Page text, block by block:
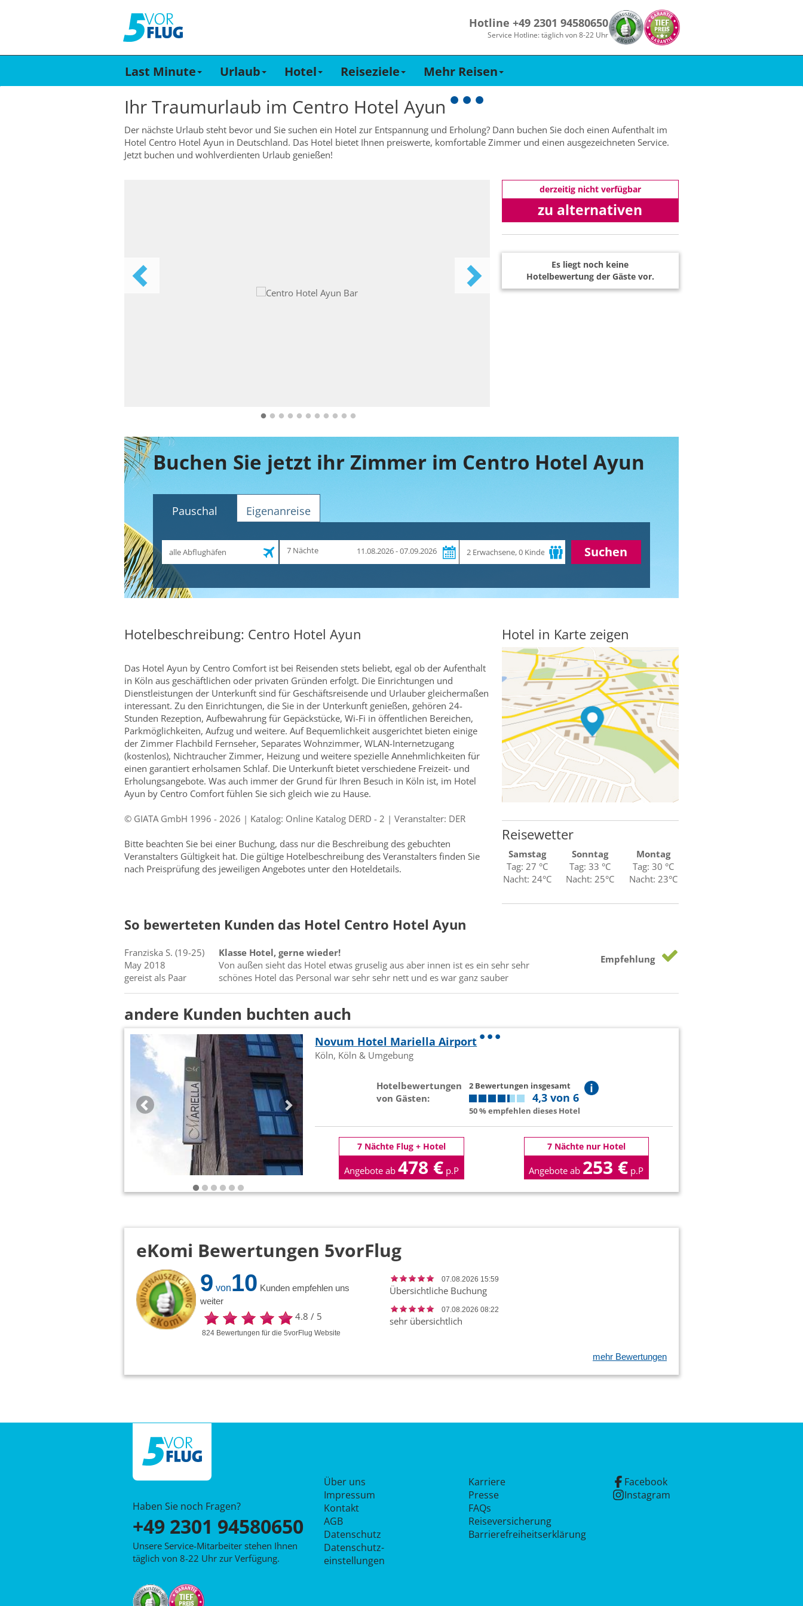
Hotline +49 2301 94580650
Service Hotline: täglich von 8-22 Uhr
Last Minute Urlaub Hotel Reiseziele Mehr Reisen
Ihr Traumurlaub im Centro Hotel Ayun
Der nächste Urlaub steht bevor und Sie suchen ein Hotel zur Entspannung und Erholung? Dann buchen Sie doch einen Aufenthalt im
Hotel Centro Hotel Ayun in Deutschland. Das Hotel bietet Ihnen preiswerte, komfortable Zimmer und einen ausgezeichneten Service.
Jetzt buchen und wohlverdienten Urlaub genießen!
derzeitig nicht verfügbar
zu alternativen
Angeboten
Es liegt noch keine
Hotelbewertung der Gäste vor.
Buchen Sie jetzt ihr Zimmer im Centro Hotel Ayun
Pauschal Eigenanreise
Zeitraum
7 Nächte 11.08.2026 - 07.09.2026 Suchen
Hotelbeschreibung: Centro Hotel Ayun
Das Hotel Ayun by Centro Comfort ist bei Reisenden stets beliebt, egal ob der Aufenthalt
in Köln aus geschäftlichen oder privaten Gründen erfolgt. Die Einrichtungen und
Dienstleistungen der Unterkunft sind für Geschäftsreisende und Urlauber gleichermaßen
interessant. Zu den Einrichtungen, die Sie in der Unterkunft genießen, gehören 24-
Stunden Rezeption, Aufbewahrung für Gepäckstücke, Wi-Fi in öffentlichen Bereichen,
Parkmöglichkeiten, Aufzug und weitere. Auf Bequemlichkeit ausgerichtet bieten einige
der Zimmer Flachbild Fernseher, Separates Wohnzimmer, WLAN-Internetzugang
(kostenlos), Nichtraucher Zimmer, Heizung und weitere spezielle Annehmlichkeiten für
einen garantiert erholsamen Schlaf. Die Unterkunft bietet verschiedene Freizeit- und
Erholungsangebote. Was auch immer der Grund für Ihren Besuch in Köln ist, im Hotel
Ayun by Centro Comfort fühlen Sie sich gleich wie zu Hause.
© GIATA GmbH 1996 - 2026 | Katalog: Online Katalog DERD - 2 | Veranstalter: DER
Bitte beachten Sie bei einer Buchung, dass nur die Beschreibung des gebuchten
Veranstalters Gültigkeit hat. Die gültige Hotelbeschreibung des Veranstalters finden Sie
nach Preisprüfung des jeweiligen Angebotes unter den Hoteldetails.
Hotel in Karte zeigen
Reisewetter
Samstag
Tag: 27 °C
Nacht: 24°C
Sonntag
Tag: 33 °C
Nacht: 25°C
Montag
Tag: 30 °C
Nacht: 23°C
So bewerteten Kunden das Hotel Centro Hotel Ayun
Franziska S. (19-25)
May 2018
gereist als Paar
Klasse Hotel, gerne wieder!
Von außen sieht das Hotel etwas gruselig aus aber innen ist es ein sehr sehr
schönes Hotel das Personal war sehr sehr nett und es war ganz sauber
Empfehlung
andere Kunden buchten auch
Novum Hotel Mariella Airport
Köln, Köln & Umgebung
Hotelbewertungen
von Gästen:
2 Bewertungen insgesamt
4,3 von 6
50 % empfehlen dieses Hotel
7 Nächte Flug + Hotel
Angebote ab 478 € p.P
7 Nächte nur Hotel
Angebote ab 253 € p.P
eKomi Bewertungen 5vorFlug
9 von10 Kunden empfehlen uns
weiter
4.8 / 5
824 Bewertungen für die 5vorFlug Website
07.08.2026 15:59
Übersichtliche Buchung
07.08.2026 08:22
sehr übersichtlich
mehr Bewertungen
Haben Sie noch Fragen?
+49 2301 94580650
Unsere Service-Mitarbeiter stehen Ihnen
täglich von 8-22 Uhr zur Verfügung.
Über uns
Impressum
Kontakt
AGB
Datenschutz
Datenschutz­
einstellungen
Karriere
Presse
FAQs
Reiseversicherung
Barrierefreiheitserklärung
Facebook
Instagram